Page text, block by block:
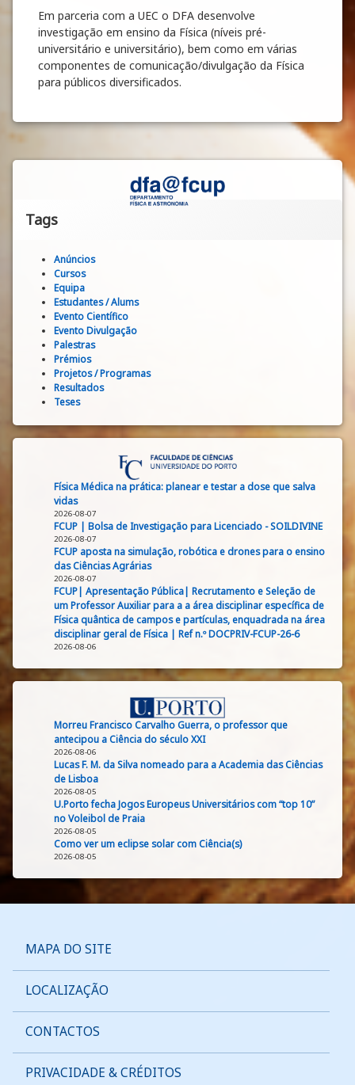
Em parceria com a UEC o DFA desenvolve
investigação em ensino da Física (níveis pré-
universitário e universitário), bem como em várias
componentes de comunicação/divulgação da Física
para públicos diversificados.
Tags
Anúncios
Cursos
Equipa
Estudantes / Alums
Evento Científico
Evento Divulgação
Palestras
Prémios
Projetos / Programas
Resultados
Teses
Física Médica na prática: planear e testar a dose que salva
vidas
2026-08-07
FCUP | Bolsa de Investigação para Licenciado - SOILDIVINE
2026-08-07
FCUP aposta na simulação, robótica e drones para o ensino
das Ciências Agrárias
2026-08-07
FCUP| Apresentação Pública| Recrutamento e Seleção de
um Professor Auxiliar para a a área disciplinar específica de
Física quântica de campos e partículas, enquadrada na área
disciplinar geral de Física | Ref n.º DOCPRIV-FCUP-26-6
2026-08-06
Morreu Francisco Carvalho Guerra, o professor que
antecipou a Ciência do século XXI
2026-08-06
Lucas F. M. da Silva nomeado para a Academia das Ciências
de Lisboa
2026-08-05
U.Porto fecha Jogos Europeus Universitários com “top 10”
no Voleibol de Praia
2026-08-05
Como ver um eclipse solar com Ciência(s)
2026-08-05
MAPA DO SITE
LOCALIZAÇÃO
CONTACTOS
PRIVACIDADE & CRÉDITOS